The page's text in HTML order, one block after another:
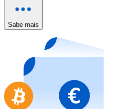
Compre cartões-presente
Ir para a loja de cartões-presente
Sabe mais